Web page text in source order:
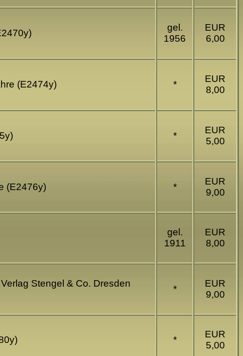
gel.
1956
EUR
6,00
(E2474y) *
EUR
8,00
*
EUR
5,00
(E2476y) *
EUR
9,00
gel.
1911
EUR
8,00
Stengel & Co. Dresden
*
EUR
9,00
*
EUR
5,00